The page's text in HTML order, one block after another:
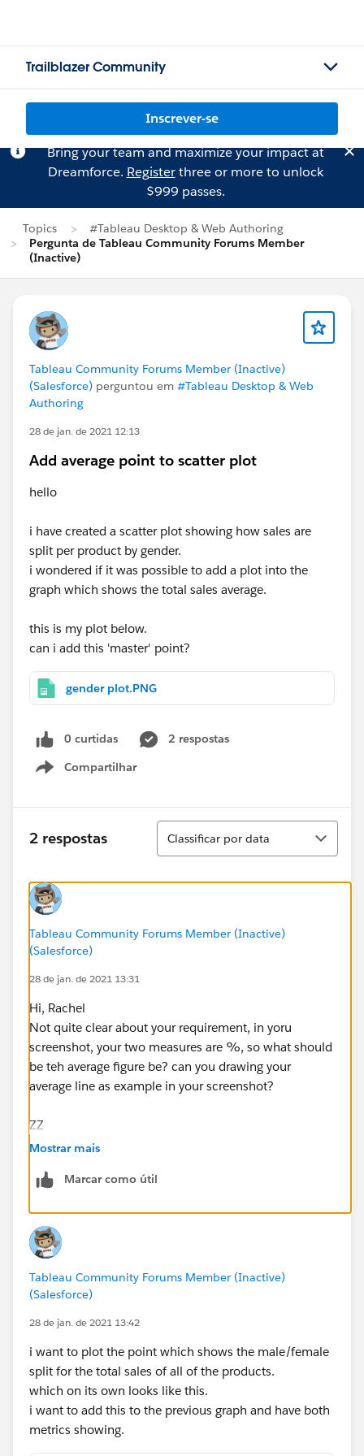
Trailblazer Community
Inscrever-se
Bring your team and maximize your impact at
Dreamforce. Registerthree or more to unlock
$999 passes.
Topics
#Tableau Desktop & Web Authoring
Pergunta de Tableau Community Forums Member
(Inactive)
Tableau Community Forums Member (Inactive)
(Salesforce) perguntou em #Tableau Desktop & Web
Authoring
28 de jan. de 2021 12:13
Add average point to scatter plot
hello
i have created a scatter plot showing how sales are
split per product by gender.
i wondered if it was possible to add a plot into the
graph which shows the total sales average.
this is my plot below.
can i add this 'master' point?
gender plot.PNG
0 curtidas
2 respostas
Compartilhar
Show menu
2 respostas
Classificar
Classificar por data
Tableau Community Forums Member (Inactive)
(Salesforce)
28 de jan. de 2021 13:31
Hi, Rachel
Not quite clear about your requirement, in yoru
screenshot, your two measures are %, so what should
be teh average figure be? can you drawing your
average line as example in your screenshot?
ZZ
Mostrar mais
Marcar como útil
Tableau Community Forums Member (Inactive)
(Salesforce)
28 de jan. de 2021 13:42
i want to plot the point which shows the male/female
split for the total sales of all of the products.
which on its own looks like this.
i want to add this to the previous graph and have both
metrics showing.